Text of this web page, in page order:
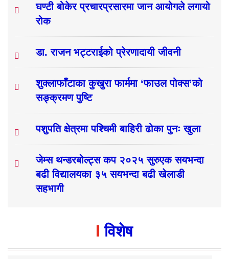
घण्टी बोकेर प्रचारप्रसारमा जान आयोगले लगायो
रोक
डा. राजन भट्टराईको प्रेरणादायी जीवनी
शुक्लाफाँटाका कुखुरा फार्ममा ‘फाउल पोक्स’को
सङ्क्रमण पुष्टि
पशुपति क्षेत्रमा पश्चिमी बाहिरी ढोका पुनः खुला
जेम्स थन्डरबोल्ट्स कप २०२५ सुरुएक सयभन्दा
बढी विद्यालयका ३५ सयभन्दा बढी खेलाडी
सहभागी
विशेष